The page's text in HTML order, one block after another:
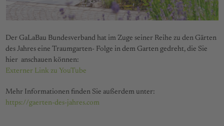
navigation
Der GaLaBau Bundesverband hat im Zuge seiner Reihe zu den Gärten
des Jahres eine Traumgarten- Folge in dem Garten gedreht, die Sie
hier anschauen können:
Externer Link zu YouTube
Mehr Informationen finden Sie außerdem unter:
https://gaerten-des-jahres.com